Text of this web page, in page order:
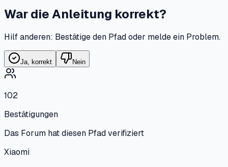
War die Anleitung korrekt?
Hilf anderen: Bestätige den Pfad oder melde ein Problem.
Ja, korrekt Nein
102
Bestätigungen
Das Forum hat diesen Pfad verifiziert
Xiaomi